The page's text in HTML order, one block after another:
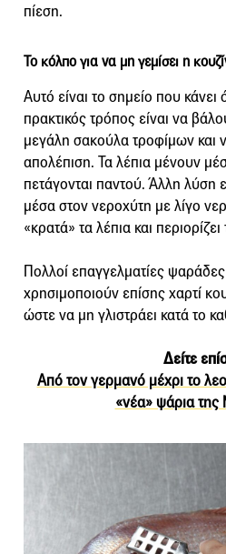
πίεση.
Το κόλπο για να μη γεμίσει η
Αυτό είναι το σημείο που
πρακτικός τρόπος είναι να
μεγάλη σακούλα τροφίμων και
απολέπιση. Τα λέπια μένουν
πετάγονται παντού. Άλλη λύση
μέσα στον νεροχύτη με λίγο
«κρατά» τα λέπια και
Πολλοί επαγγελματίες ψαράδες
χρησιμοποιούν επίσης χαρτί
ώστε να μη γλιστράει κατά το
Δείτε
Από τον γερμανό μέχρι το
«νέα» ψάρια της